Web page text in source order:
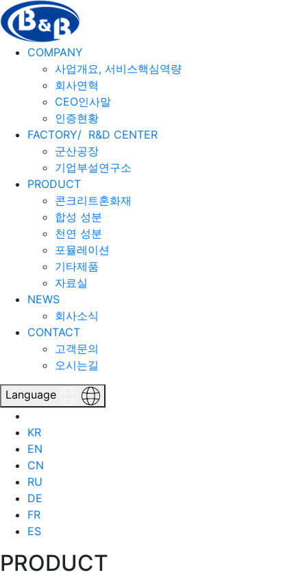
COMPANY
사업개요, 서비스핵심역량
회사연혁
CEO인사말
인증현황
FACTORY/ R&D CENTER
군산공장
기업부설연구소
PRODUCT
콘크리트혼화재
합성 성분
천연 성분
포뮬레이션
기타제품
자료실
NEWS
회사소식
CONTACT
고객문의
오시는길
Language
KR
EN
CN
RU
DE
FR
ES
PRODUCT